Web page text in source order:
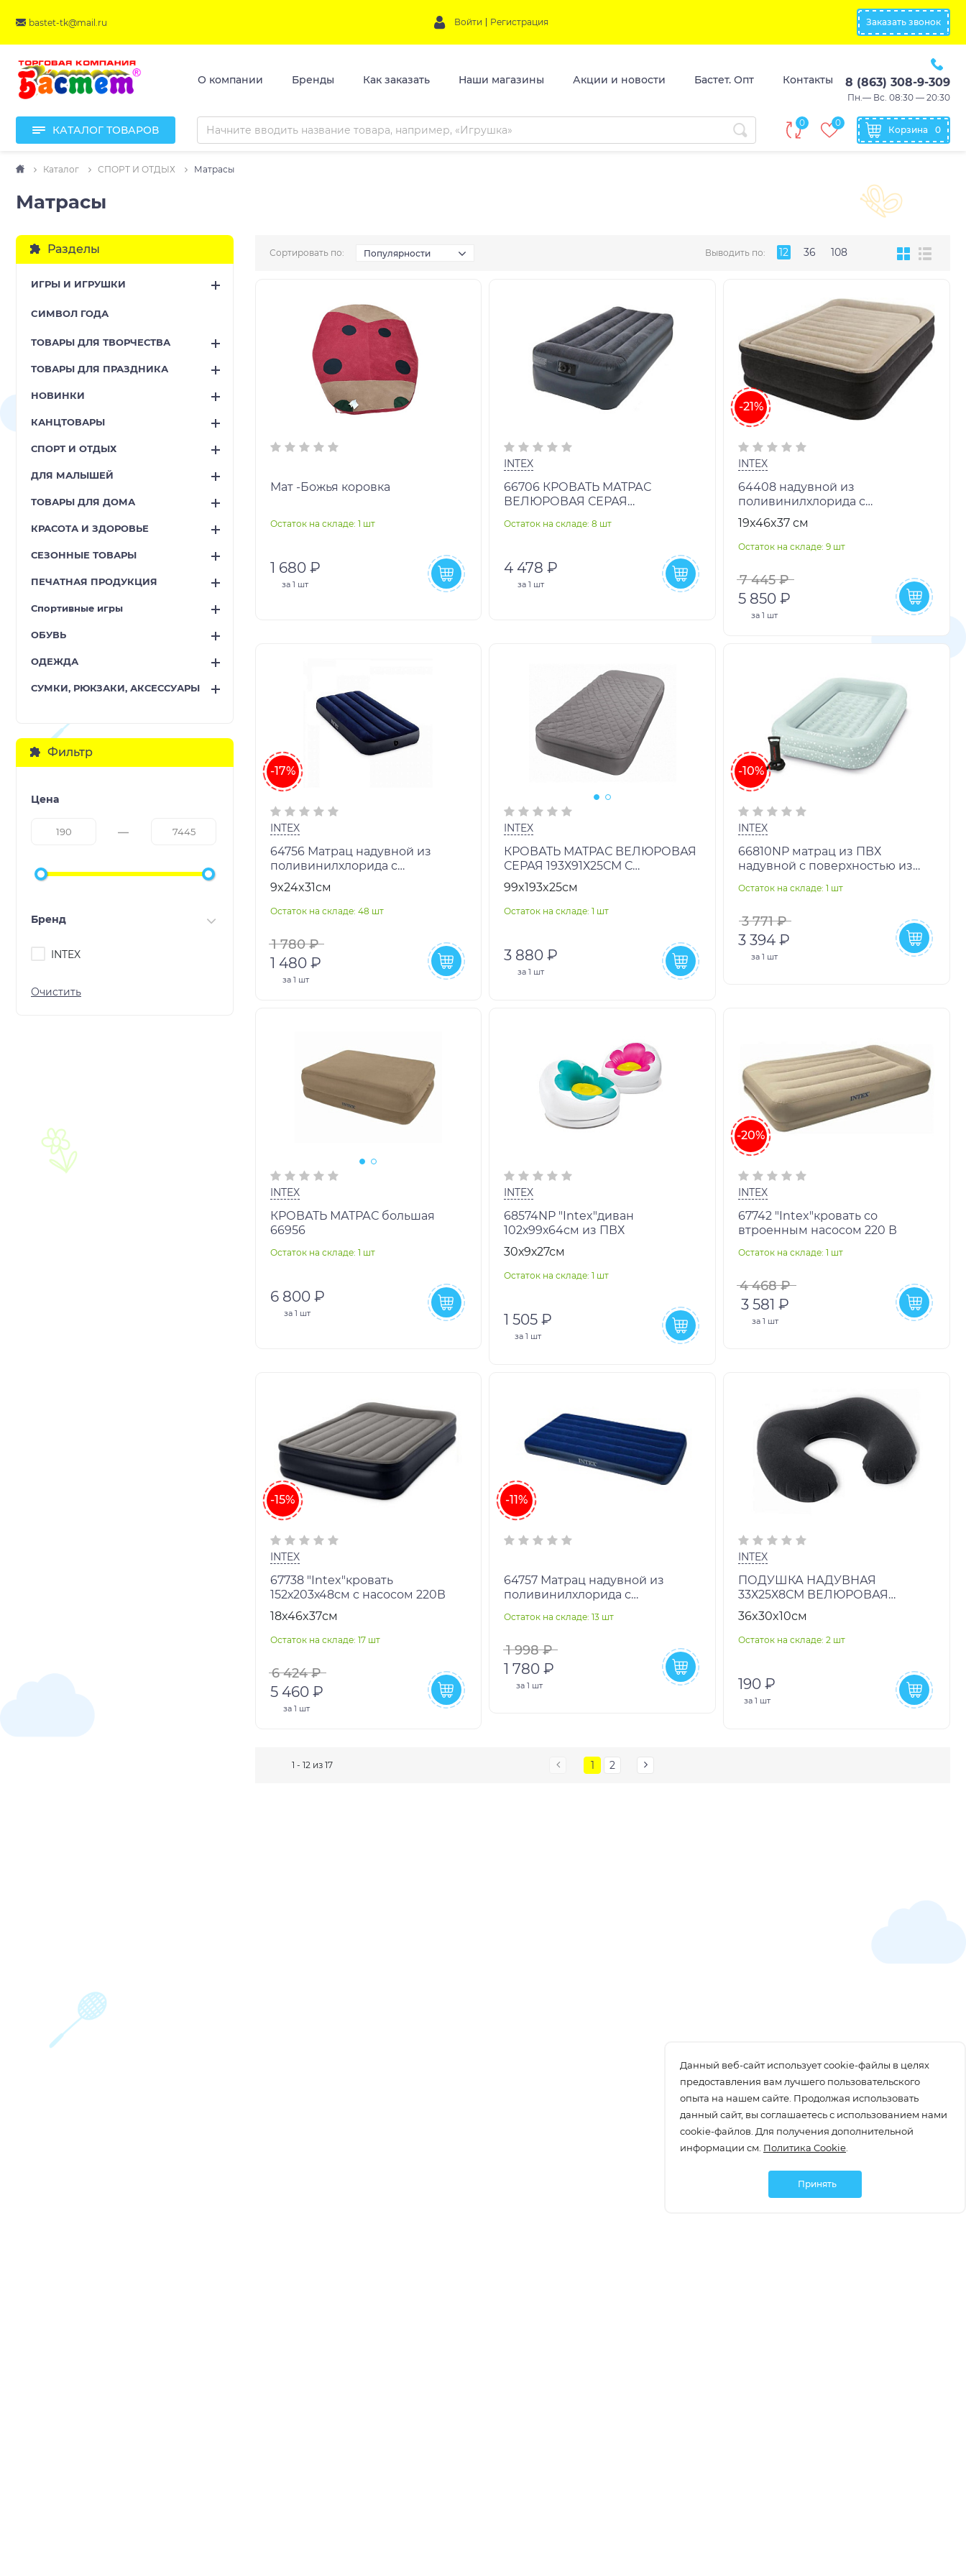
bastet-tk@mail.ru Войти Регистрация Заказать звонок
О компании Бренды Как заказать Наши магазины Акции и новости Бастет. Опт Контакты 8 (863) 308-9-309
Пн.— Вс. 08:30 — 20:30
КАТАЛОГ ТОВАРОВ
0 0
Корзина 0
Каталог СПОРТ И ОТДЫХ Матрасы
Матрасы
Разделы
ИГРЫ И ИГРУШКИ
CИМВОЛ ГОДА
ТОВАРЫ ДЛЯ ТВОРЧЕСТВА
ТОВАРЫ ДЛЯ ПРАЗДНИКА
НОВИНКИ
КАНЦТОВАРЫ
СПОРТ И ОТДЫХ
ДЛЯ МАЛЫШЕЙ
ТОВАРЫ ДЛЯ ДОМА
КРАСОТА И ЗДОРОВЬЕ
СЕЗОННЫЕ ТОВАРЫ
ПЕЧАТНАЯ ПРОДУКЦИЯ
Спортивные игры
ОБУВЬ
ОДЕЖДА
СУМКИ, РЮКЗАКИ, АКСЕССУАРЫ
Фильтр
Цена
Бренд
INTEX
Сортировать по: Популярности Выводить по: 12 36 108
Мат -Божья коровка
Остаток на складе: 1 шт
1 680 ₽
за 1 шт
INTEX
66706 КРОВАТЬ МАТРАС
ВЕЛЮРОВАЯ СЕРАЯ
ВСТРОЕННЫЙ
Остаток на складе: 8 шт
4 478 ₽
за1 шт
-21%
INTEX
64408 надувной из
поливинилхлорида с
поверхностью из флока.
19x46x37 см
Остаток на складе: 9 шт
7 445 ₽
5 850 ₽
за1 шт
-17%
INTEX
64756 Матрац надувной из
поливинилхлорида с
поверхностью из флока. Размер
76х191х15 см, ремкоплект,
9x24x31см
Остаток на складе: 48 шт
1 780 ₽
1 480 ₽
за 1 шт
INTEX
КРОВАТЬ МАТРАС ВЕЛЮРОВАЯ
СЕРАЯ 193Х91Х25СМ С
ПОКРЫВАЛОМ НА МОЛНИИ
ВСТРОЕННЫЙ НАСОС 220В
ВН:66998
99x193x25см
Остаток на складе: 1 шт
3 880 ₽
за1 шт
-10%
INTEX
66810NP матрац из ПВХ
надувной с поверхностью из
переносной из текстильно
Остаток на складе: 1 шт
3 771 ₽
3 394 ₽
за 1 шт
INTEX
КРОВАТЬ МАТРАС большая
66956
Остаток на складе: 1 шт
6 800 ₽
за 1 шт
INTEX
68574NP "Intex"диван
102х99х64см из ПВХ
30х9х27см
Остаток на складе: 1 шт
1 505 ₽
за1 шт
-20%
INTEX
67742 "Intex"кровать со
втроенным насосом 220 В
Остаток на складе: 1 шт
4 468 ₽
3 581 ₽
за1 шт
-15%
INTEX
67738 "Intex"кровать
152х203х48см с насосом 220В
18x46x37см
Остаток на складе: 17 шт
6 424 ₽
5 460 ₽
за 1 шт
-11%
64757 Матрац надувной из
поливинилхлорида с
99х191х15 см, ремкоплект,
Остаток на складе: 13 шт
1 998 ₽
1 780 ₽
за 1 шт
INTEX
ПОДУШКА НАДУВНАЯ
33Х25Х8СМ ВЕЛЮРОВАЯ
ДОРОЖНАЯ НА ШЕЮ ВН:68675
36x30x10см
Остаток на складе: 2 шт
190 ₽
за 1 шт
1 2
1 - 12 из 17
Данный веб-сайт использует cookie-файлы в целях
предоставления вам лучшего пользовательского
опыта на нашем сайте. Продолжая использовать
данный сайт, вы соглашаетесь с использованием нами
cookie-файлов. Для получения дополнительной
информации см. Политика Cookie
Принять